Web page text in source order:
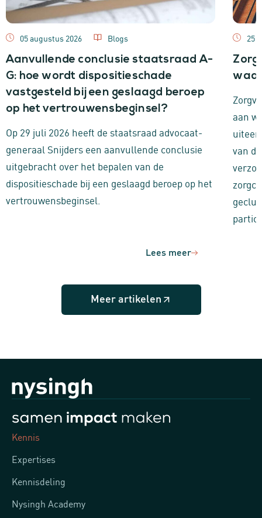
05 augustus 2026
Blogs
Aanvullende conclusie staatsraad A-
G: hoe wordt dispositieschade
vastgesteld bij een geslaagd beroep
op het vertrouwensbeginsel?
Op 29 juli 2026 heeft de staatsraad advocaat-
generaal Snijders een aanvullende conclusie
uitgebracht over het bepalen van de
dispositieschade bij een geslaagd beroep op het
vertrouwensbeginsel.
Lees meer
25
aan
van
Meer artikelen
Kennis
Expertises
Kennisdeling
Nysingh Academy